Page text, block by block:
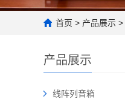
首页 > 产品展示 >
产品展示
线阵列音箱